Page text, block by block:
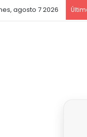
agosto 7 2026